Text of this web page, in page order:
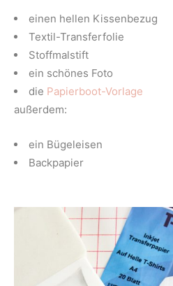
einen hellen Kissenbezug
Textil-Transferfolie
Stoffmalstift
ein schönes Foto
die Papierboot-Vorlage
außerdem:
ein Bügeleisen
Backpapier